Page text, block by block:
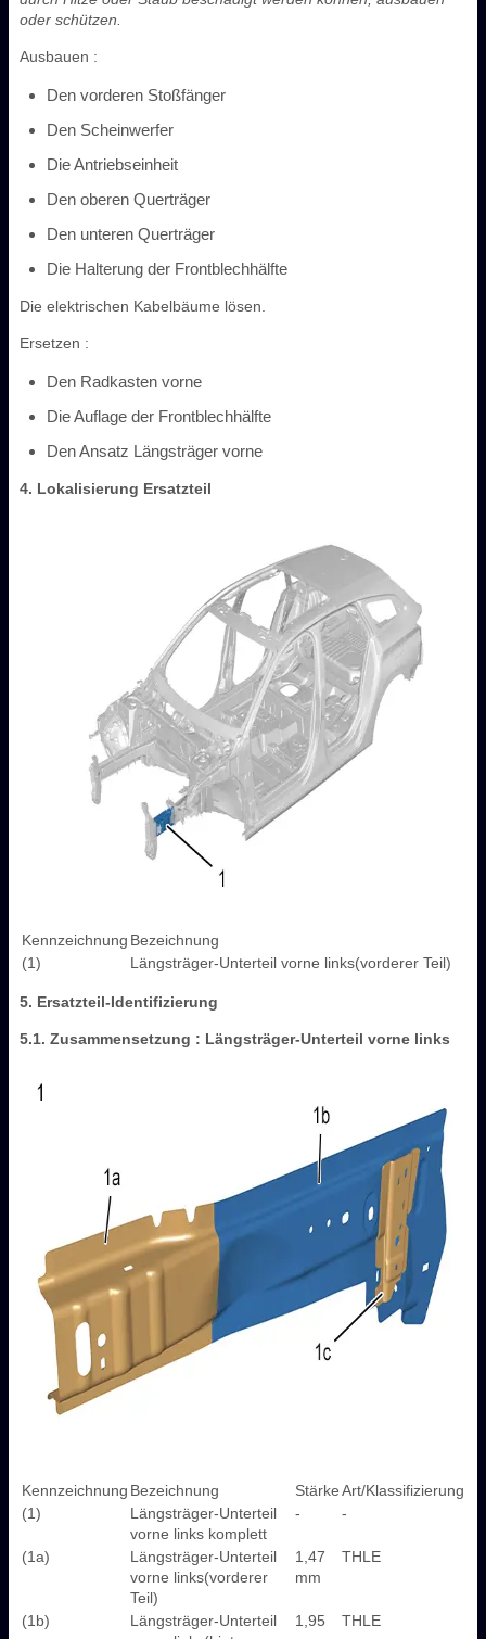
oder schützen.
Ausbauen :
Den vorderen Stoßfänger
Den Scheinwerfer
Die Antriebseinheit
Den oberen Querträger
Den unteren Querträger
Die Halterung der Frontblechhälfte
Die elektrischen Kabelbäume lösen.
Ersetzen :
Den Radkasten vorne
Die Auflage der Frontblechhälfte
Den Ansatz Längsträger vorne
4. Lokalisierung Ersatzteil
Kennzeichnung Bezeichnung
(1)
Längsträger-Unterteil vorne links(vorderer Teil)
5. Ersatzteil-Identifizierung
5.1. Zusammensetzung : Längsträger-Unterteil vorne links
Kennzeichnung Bezeichnung StärkeArt/Klassifizierung
(1)
Längsträger-Unterteil
vorne links komplett
- -
(1a)
Längsträger-Unterteil
vorne links(vorderer
Teil)
1,47
mm
THLE
(1b)
Längsträger-Unterteil
1,95
THLE